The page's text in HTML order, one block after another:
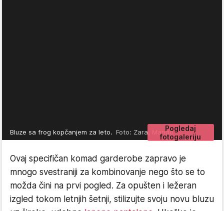
Pogledaj
fotogaleriju
Bluze sa frog kopčanjem za leto. Foto: Zara, Mango
Ovaj specifičan komad garderobe zapravo je
mnogo svestraniji za kombinovanje nego što se to
možda čini na prvi pogled. Za opušten i ležeran
izgled tokom letnjih šetnji, stilizujte svoju novu bluzu